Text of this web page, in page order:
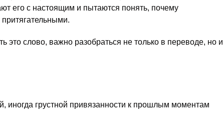
его с настоящим и пытаются понять, почему
это слово, важно разобраться не только в переводе, но и
иногда грустной привязанности к прошлым моментам